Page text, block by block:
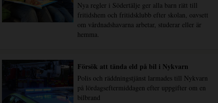
Nya regler i Södertälje ger alla barn rätt till
fritidshem och fritidsklubb efter skolan, oavsett
om vårdnadshavarna arbetar, studerar eller är
hemma.
Försök att tända eld på bil i Nykvarn
Polis och räddningstjänst larmades till Nykvarn
på lördagseftermiddagen efter uppgifter om en
bilbrand